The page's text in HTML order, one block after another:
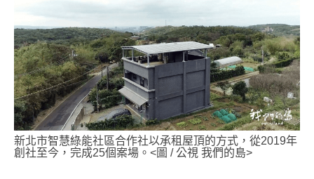
新北市智慧綠能社區合作社以承租屋頂的方式，從2019年
創社至今，完成25個案場。<圖 / 公視 我們的島>